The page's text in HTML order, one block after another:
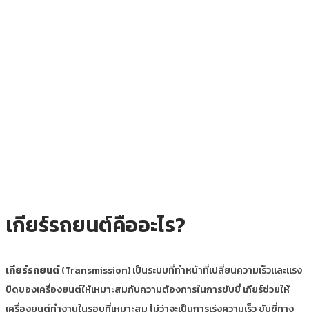
เกียร์รถยนต์คืออะไร?
เกียร์รถยนต์(Transmission) เป็นระบบที่ทำหน้าที่เปลี่ยนความเร็วและแรง
บิดของเครื่องยนต์ให้เหมาะสมกับความต้องการในการขับขี่ เกียร์ช่วยให้
เครื่องยนต์ทำงานในรอบที่เหมาะสม ไม่ว่าจะเป็นการเร่งความเร็ว ขับขี่ทาง